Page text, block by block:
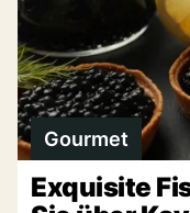
Gourmet
Exquisite